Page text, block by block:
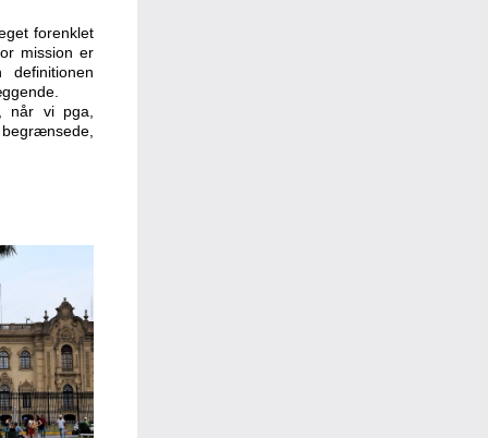
forenklet
mission er
definitionen
når vi pga,